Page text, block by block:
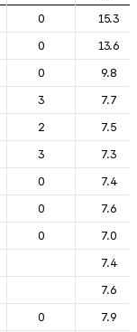
, 기압등을 안내한 표입
0
15.3
0
13.6
0
9.8
3
7.7
2
7.5
3
7.3
0
7.4
0
7.6
0
7.0
7.4
7.6
0
7.9